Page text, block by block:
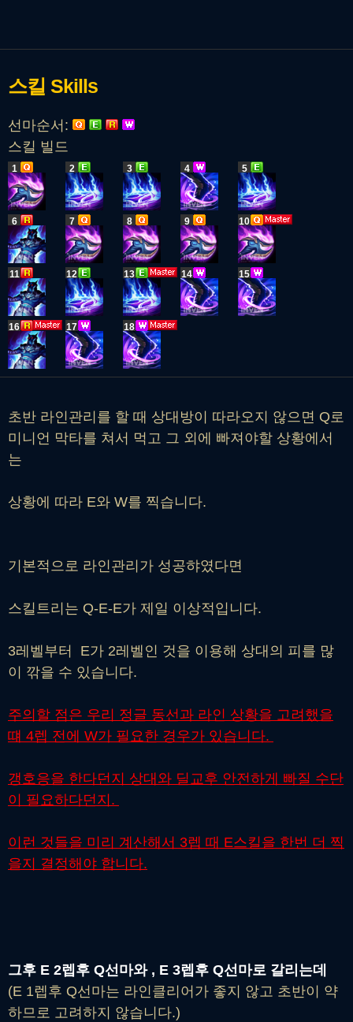
스킬 Skills
선마순서:
스킬 빌드
1 2 3 4 5
6 7 8 9 10
11 12 13 14 15
16 17 18
초반 라인관리를 할 때 상대방이 따라오지 않으면 Q로
미니언 막타를 쳐서 먹고 그 외에 빠져야할 상황에서
는
상황에 따라 E와 W를 찍습니다.
기본적으로 라인관리가 성공햐였다면
스킬트리는 Q-E-E가 제일 이상적입니다.
3레벨부터 E가 2레벨인 것을 이용해 상대의 피를 많
이 깎을 수 있습니다.
주의할 점은 우리 정글 동선과 라인 상황을 고려했을
떄 4렙 전에 W가 필요한 경우가 있습니다.
갱호응을 한다던지 상대와 딜교후 안전하게 빠질 수단
이 필요하다던지.
이런 것들을 미리 계산해서 3렙 때 E스킬을 한번 더 찍
을지 결정해야 합니다.
그후 E 2렙후 Q선마와 , E 3렙후 Q선마로 갈리는데
(E 1렙후 Q선마는 라인클리어가 좋지 않고 초반이 약
하므로 고려하지 않습니다.)